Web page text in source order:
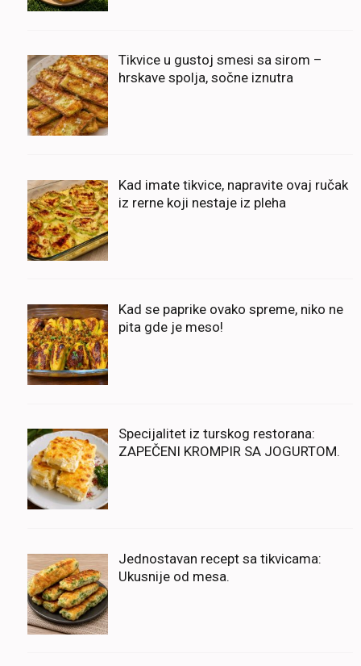
Tikvice u gustoj smesi sa sirom –
hrskave spolja, sočne iznutra
Kad imate tikvice, napravite ovaj ručak
iz rerne koji nestaje iz pleha
Kad se paprike ovako spreme, niko ne
pita gde je meso!
Specijalitet iz turskog restorana:
ZAPEČENI KROMPIR SA JOGURTOM.
Jednostavan recept sa tikvicama:
Ukusnije od mesa.